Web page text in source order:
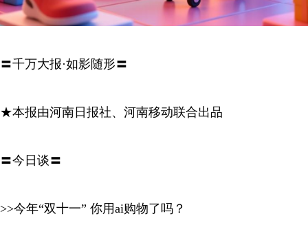
〓千万大报·如影随形〓
★本报由河南日报社、河南移动联合出品
〓今日谈〓
>>今年“双十一” 你用ai购物了吗？